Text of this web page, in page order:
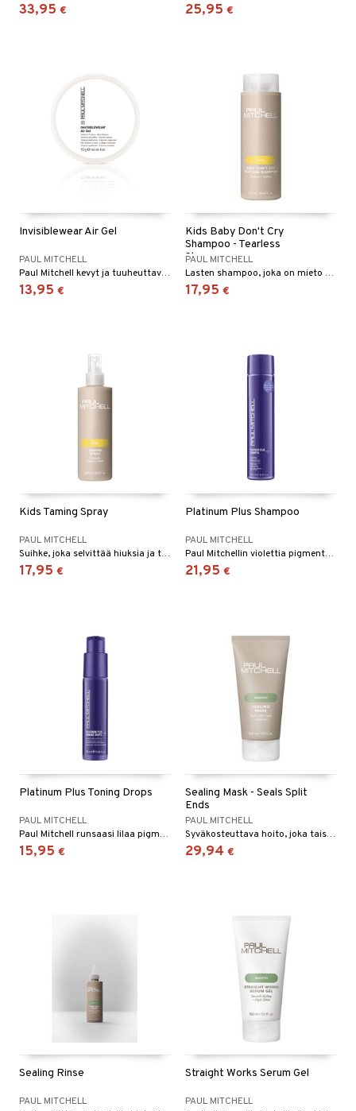
33,95 € 25,95 €
Invisiblewear Air Gel
PAUL MITCHELL
Paul Mitchell kevyt ja tuuheuttava geeli
13,95 €
Kids Baby Don't Cry
Shampoo - Tearless
Shampoo
PAUL MITCHELL
Lasten shampoo, joka on mieto hiuksille ja hiusohjalle.
17,95 €
Kids Taming Spray
PAUL MITCHELL
Suihke, joka selvittää hiuksia ja tekee niistä terveet ja hyvinvoivat.
17,95 €
Platinum Plus Shampoo
PAUL MITCHELL
Paul Mitchellin violettia pigmenttiä antava shampoo keski- ja tummanvaaleille sekä raidotetuille hiuksille
21,95 €
Platinum Plus Toning Drops
PAUL MITCHELL
Paul Mitchell runsaasi lilaa pigmenttiä sisältävät tipat viilentävät lämpimiä, keltaisia ja messingin sävyjä
15,95 €
Sealing Mask - Seals Split
Ends
PAUL MITCHELL
Syväkosteuttava hoito, joka taistelee pörröisyyttä vastaan ja sulkee latvat, Paul Mitchelliltä.
29,94 €
Sealing Rinse
PAUL MITCHELL
Straight Works Serum Gel
PAUL MITCHELL